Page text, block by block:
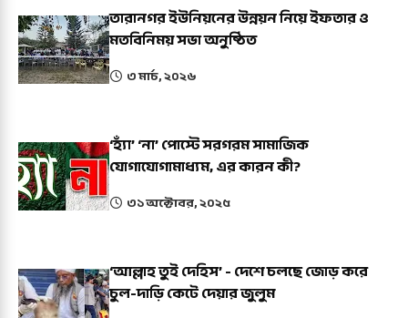
তারানগর ইউনিয়নের উন্নয়ন নিয়ে ইফতার ও
মতবিনিময় সভা অনুষ্ঠিত
৩ মার্চ, ২০২৬
‘হ্যাঁ’ ‘না’ পোস্টে সরগরম সামাজিক
যোগাযোগামাধ্যম, এর কারন কী?
৩১ অক্টোবর, ২০২৫
‘আল্লাহ তুই দেহিস’ - দেশে চলছে জোড় করে
চুল-দাড়ি কেটে দেয়ার জুলুম